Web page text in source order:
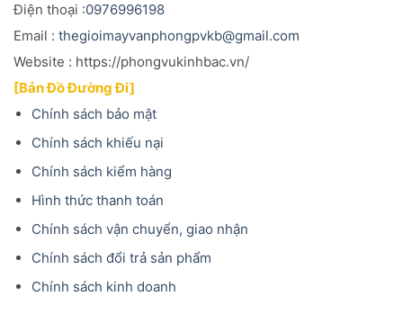
Điện thoại :0976996198
Email : thegioimayvanphongpvkb@gmail.com
Website : https://phongvukinhbac.vn/
[Bản Đồ Đường Đi]
Chính sách bảo mật
Chính sách khiếu nại
Chính sách kiểm hàng
Hình thức thanh toán
Chính sách vận chuyển, giao nhận
Chính sách đổi trả sản phẩm
Chính sách kinh doanh